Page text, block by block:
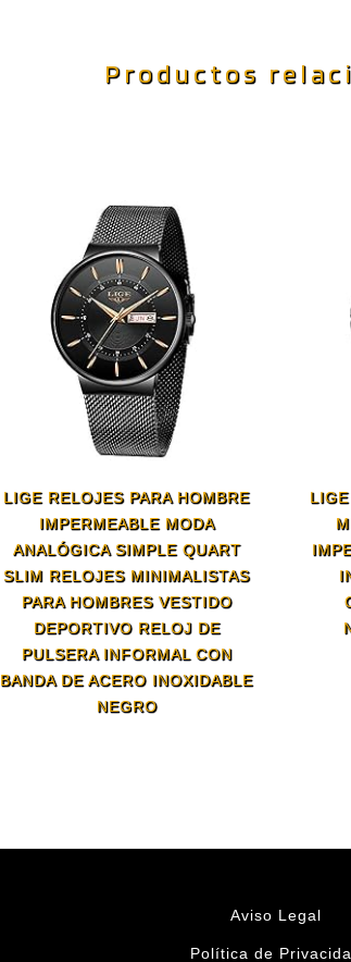
Productos
LIGE RELOJES PARA HOMBRE
IMPERMEABLE MODA
ANALÓGICA SIMPLE QUART
SLIM RELOJES MINIMALISTAS
PARA HOMBRES VESTIDO
DEPORTIVO RELOJ DE
PULSERA INFORMAL CON
BANDA DE ACERO INOXIDABLE
NEGRO
Aviso Legal
Política de